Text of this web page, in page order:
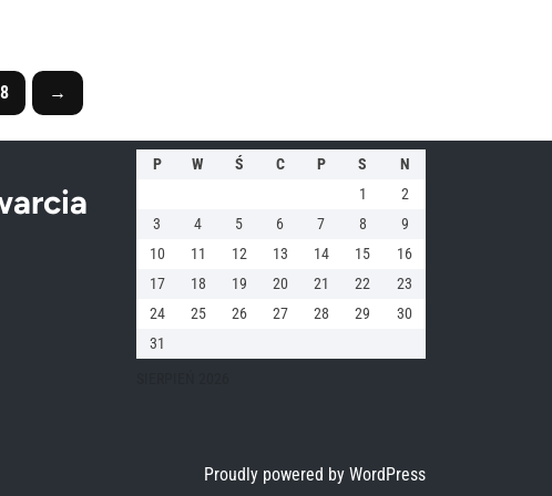
→
P W Ś C P S
N
1
2
3
4 5 6 7 8
9
10
11 12 13 14 15
16
17
18 19 20 21 22
23
24
25 26 27 28 29
30
31
Proudly powered by WordPress